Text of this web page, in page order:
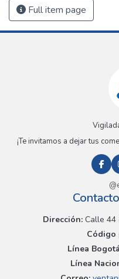
Full item page
¡Te invitamos a dejar tus
Dirección:Calle 44
Código
Línea
Línea